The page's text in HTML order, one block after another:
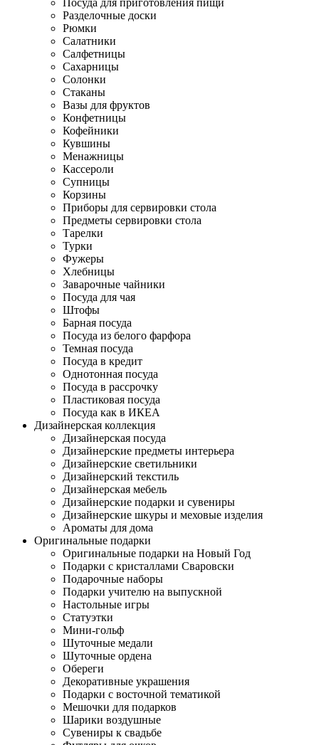
Посуда для приготовления пищи
Разделочные доски
Рюмки
Салатники
Салфетницы
Сахарницы
Солонки
Стаканы
Вазы для фруктов
Конфетницы
Кофейники
Кувшины
Менажницы
Кассероли
Супницы
Корзины
Приборы для сервировки стола
Предметы сервировки стола
Тарелки
Турки
Фужеры
Хлебницы
Заварочные чайники
Посуда для чая
Штофы
Барная посуда
Посуда из белого фарфора
Темная посуда
Посуда в кредит
Однотонная посуда
Посуда в рассрочку
Пластиковая посуда
Посуда как в ИКЕА
Дизайнерская коллекция
Дизайнерская посуда
Дизайнерские предметы интерьера
Дизайнерские светильники
Дизайнерский текстиль
Дизайнерская мебель
Дизайнерские подарки и сувениры
Дизайнерские шкуры и меховые изделия
Ароматы для дома
Оригинальные подарки
Оригинальные подарки на Новый Год
Подарки с кристаллами Сваровски
Подарочные наборы
Подарки учителю на выпускной
Настольные игры
Статуэтки
Мини-гольф
Шуточные медали
Шуточные ордена
Обереги
Декоративные украшения
Подарки с восточной тематикой
Мешочки для подарков
Шарики воздушные
Сувениры к свадьбе